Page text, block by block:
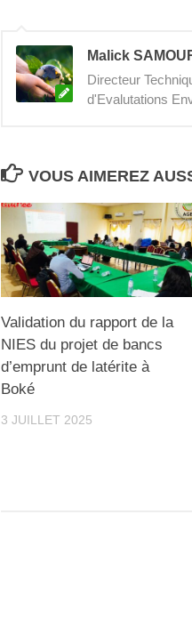
Malick
Directeur
d'Evalutations
VOUS AIMEREZ
Validation du rapport de la
NIES du projet de bancs
d’emprunt de latérite à
Boké
3 JUILLET 2025